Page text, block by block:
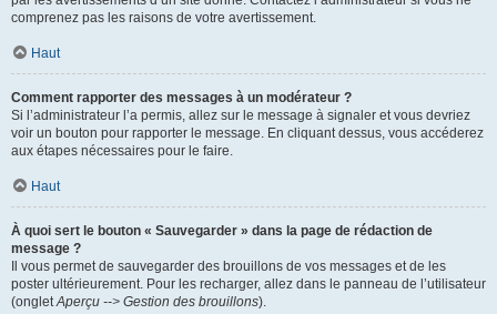
comprenez pas les raisons de votre avertissement.
Haut
Comment rapporter des messages à un modérateur ?
Si l’administrateur l’a permis, allez sur le message à signaler et vous devriez
voir un bouton pour rapporter le message. En cliquant dessus, vous accéderez
aux étapes nécessaires pour le faire.
Haut
À quoi sert le bouton « Sauvegarder » dans la page de rédaction de
message ?
Il vous permet de sauvegarder des brouillons de vos messages et de les
poster ultérieurement. Pour les recharger, allez dans le panneau de l’utilisateur
(ongletAperçu --> Gestion des brouillons).